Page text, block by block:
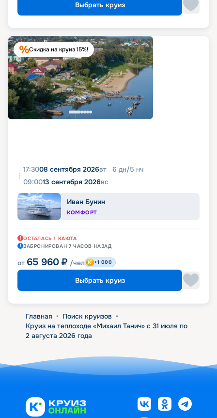
Выбрать круиз
Скидка на круиз 15%!
17:3008 сентября 2026вт 6 дн/5 нч
09:0013 сентября 2026вс
Иван Бунин
КОМФОРТ
ОСТАЛАСЬ 1 КАЮТА
ЗАБРОНИРОВАН 7 ЧАСОВ НАЗАД
от 65 960 ₽ /чел +1 000
Выбрать круиз
Главная • Поиск круизов •
Круиз на теплоходе «Михаил Танич» с 31 июля по
2 августа 2026 года